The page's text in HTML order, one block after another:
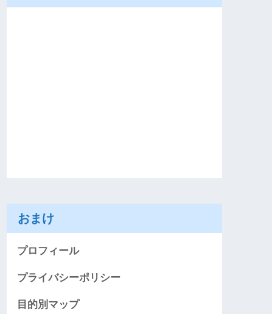
おまけ
プロフィール
プライバシーポリシー
目的別マップ